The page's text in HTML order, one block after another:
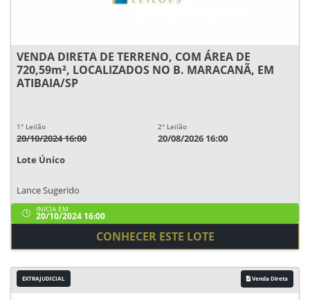
VENDA DIRETA DE TERRENO, COM ÁREA DE
720,59m², LOCALIZADOS NO B. MARACANÃ, EM
ATIBAIA/SP
1° Leilão
20/10/2024 16:00
2° Leilão
20/08/2026 16:00
Lote Único
Lance Sugerido
INICIA EM
20/10/2024 16:00
CONHECER ESTE LOTE
EXTRAJUDICIAL Venda Direta